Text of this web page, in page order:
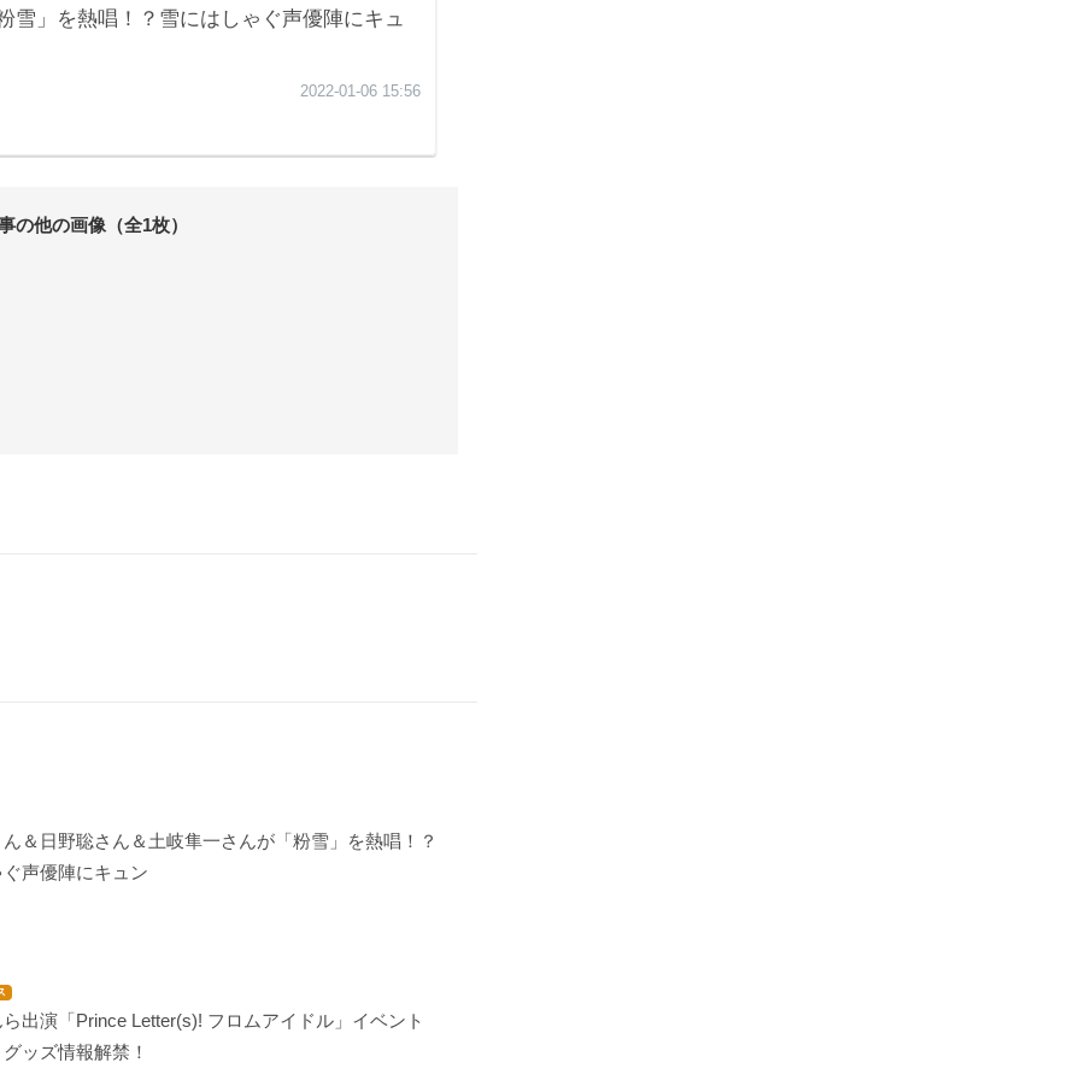
の他の画像（全1枚）
＆日野聡さん＆土岐隼一さんが「粉雪」を熱唱！？
声優陣にキュン
出演「Prince Letter(s)! フロムアイドル」イベント
ッズ情報解禁！